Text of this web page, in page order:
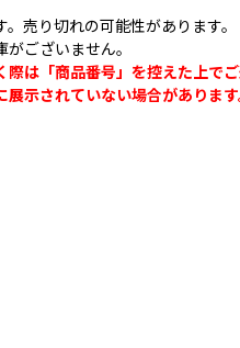
。売り切れの可能性があります。
ございません。
は「商品番号」を控えた上でご
展示されていない場合がありま